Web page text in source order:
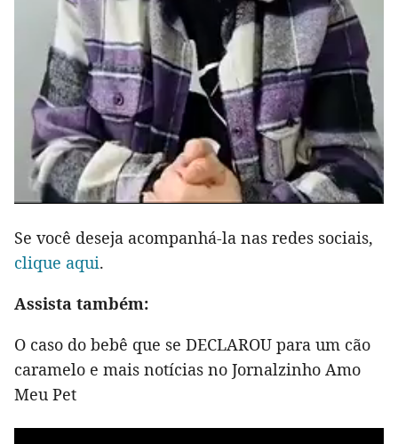
Se você deseja acompanhá-la nas redes sociais,
clique aqui.
Assista também:
O caso do bebê que se DECLAROU para um cão
caramelo e mais notícias no Jornalzinho Amo
Meu Pet